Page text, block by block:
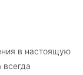
в настоящую
всегда